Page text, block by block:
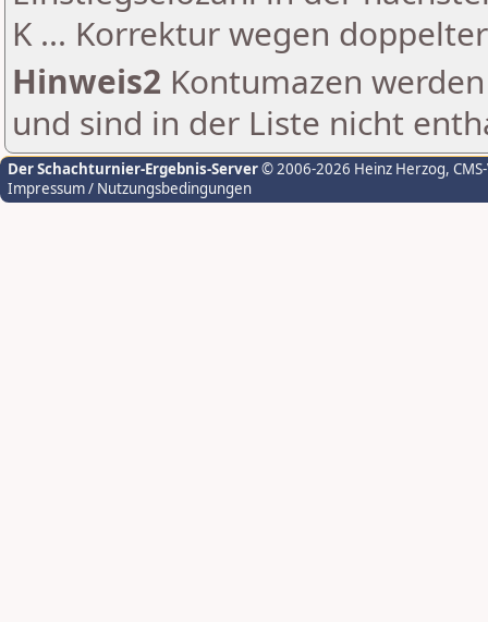
K ... Korrektur wegen
Hinweis2 Kontumazen
und sind in der Liste nicht
Der Schachturnier-Ergebnis-Server© 2006-2026 Heinz Herzog,
Impressum / Nutzungsbedingungen